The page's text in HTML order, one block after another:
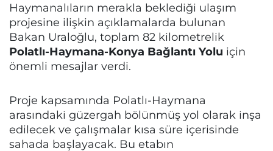
Haymanalıların merakla beklediği ulaşım
projesine ilişkin açıklamalarda bulunan
Bakan Uraloğlu, toplam 82 kilometrelik
Polatlı-Haymana-Konya Bağlantı Yolu için
önemli mesajlar verdi.
Proje kapsamında Polatlı-Haymana
arasındaki güzergah bölünmüş yol olarak inşa
edilecek ve çalışmalar kısa süre içerisinde
sahada başlayacak. Bu etabın